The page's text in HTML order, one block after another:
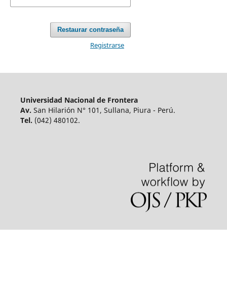
Restaurar contraseña
Registrarse
Universidad Nacional de Frontera
Av. San Hilarión N° 101, Sullana, Piura - Perú.
Tel. (042) 480102.